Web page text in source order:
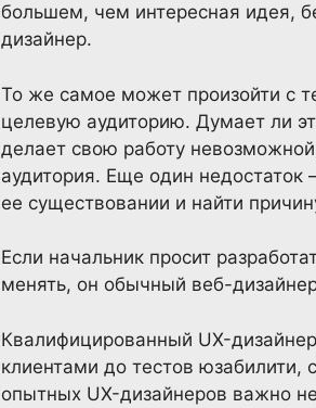
большем, чем интересная идея,
дизайнер.
То же самое может произойти с
целевую аудиторию. Думает ли
делает свою работу
аудитория. Еще один
ее существовании и найти
Если начальник просит
менять, он обычный веб-
Квалифицированный UX-
клиентами до тестов юзабилити,
опытных UX-дизайнеров важно